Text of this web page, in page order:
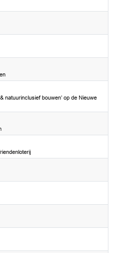
natuurinclusief bouwen’ op de Nieuwe